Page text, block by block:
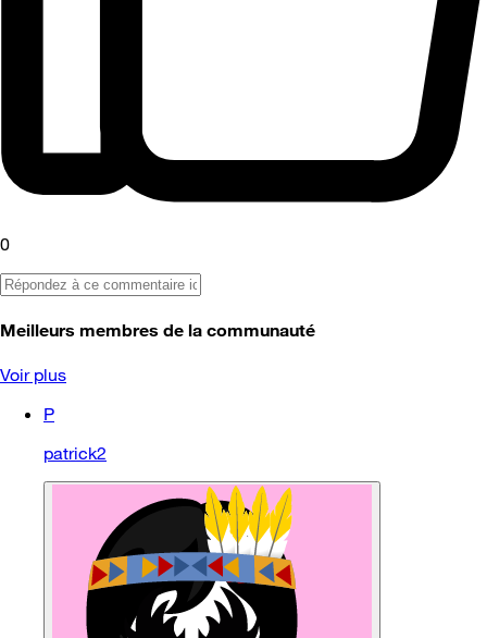
0
Meilleurs membres de la communauté
Voir plus
P
patrick2